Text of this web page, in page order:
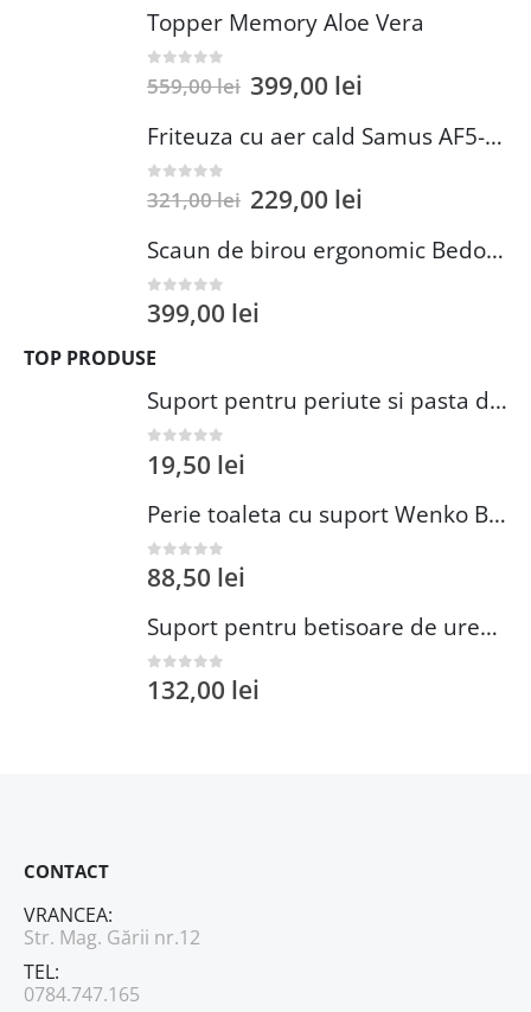
Topper Memory Aloe Vera
559,00lei 399,00 lei
Friteuza cu aer cald Samus AF5-S1400DW
out of 5
321,00lei 229,00 lei
Scaun de birou ergonomic Bedora Lotte, Mesh, Negru/Rosu
0out of 5
399,00 lei
TOP PRODUSE
Suport pentru periute si pasta de dinti Wenko Brasil Petrol 7.3 x 10.3 cm plastic verde inchis
0 out of 5
19,50 lei
Perie toaleta cu suport Wenko Brasil Petrol 10x37 cm plastic verde inchis
0out of 5
88,50 lei
Suport pentru betisoare de urechi si dischete demachiante Wenko 18 cm inox plastic argintiu
0 out of 5
132,00 lei
CONTACT
VRANCEA:
Str. Mag. Gării nr.12
TEL:
0784.747.165